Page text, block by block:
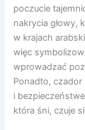
poczucie
nakrycia głowy,
w krajach
więc
wprowadzać
Ponadto,
i
która śni, czuje